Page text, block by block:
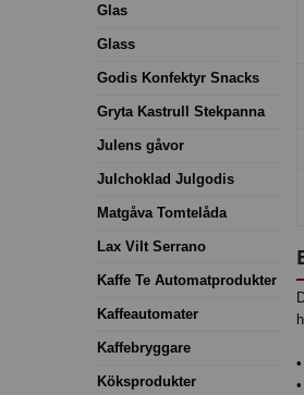
Glas
Glass
Godis Konfektyr Snacks
Gryta Kastrull Stekpanna
Julens gåvor
Julchoklad Julgodis
Matgåva Tomtelåda
Lax Vilt Serrano
Kaffe Te Automatprodukter
Kaffeautomater
Kaffebryggare
Köksprodukter